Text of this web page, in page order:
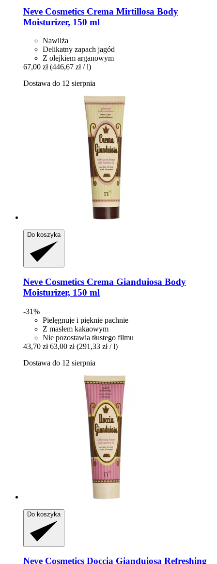
Neve Cosmetics Crema Mirtillosa Body
Moisturizer, 150 ml
Nawilża
Delikatny zapach jagód
Z olejkiem arganowym
67,00 zł (446,67 zł / l)
Dostawa do 12 sierpnia
Do koszyka
Neve Cosmetics Crema Gianduiosa Body
Moisturizer, 150 ml
-31%
Pielęgnuje i pięknie pachnie
Z masłem kakaowym
Nie pozostawia tłustego filmu
43,70 zł 63,00 zł (291,33 zł / l)
Dostawa do 12 sierpnia
Do koszyka
Neve Cosmetics Doccia Gianduiosa Refreshing